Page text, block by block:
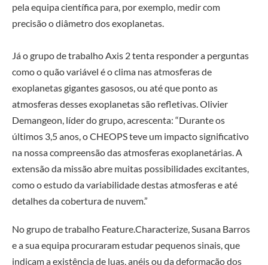
pela equipa científica para, por exemplo, medir com
precisão o diâmetro dos exoplanetas.
Já o grupo de trabalho Axis 2 tenta responder a perguntas
como o quão variável é o clima nas atmosferas de
exoplanetas gigantes gasosos, ou até que ponto as
atmosferas desses exoplanetas são refletivas. Olivier
Demangeon, líder do grupo, acrescenta: “Durante os
últimos 3,5 anos, o CHEOPS teve um impacto significativo
na nossa compreensão das atmosferas exoplanetárias. A
extensão da missão abre muitas possibilidades excitantes,
como o estudo da variabilidade destas atmosferas e até
detalhes da cobertura de nuvem.”
No grupo de trabalho Feature.Characterize, Susana Barros
e a sua equipa procuraram estudar pequenos sinais, que
indicam a existência de luas, anéis ou da deformação dos